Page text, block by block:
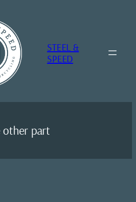
STEEL &
SPEED
other part